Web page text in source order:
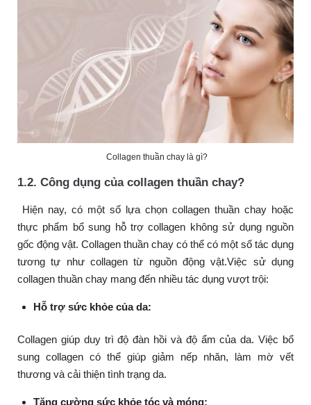
Collagen thuần chay là gì?
1.2. Công dụng của collagen thuần chay?
Hiện nay, có một số lựa chọn collagen thuần chay hoặc
thực phẩm bổ sung hỗ trợ collagen không sử dụng nguồn
gốc động vật. Collagen thuần chay có thể có một số tác dụng
tương tự như collagen từ nguồn động vật.Việc sử dụng
collagen thuần chay mang đến nhiều tác dụng vượt trội:
Hỗ trợ sức khỏe của da:
Collagen giúp duy trì độ đàn hồi và độ ẩm của da. Việc bổ
sung collagen có thể giúp giảm nếp nhăn, làm mờ vết
thương và cải thiện tình trạng da.
Tăng cường sức khỏe tóc và móng: